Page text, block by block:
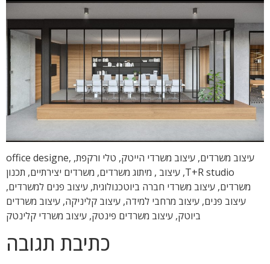
עיצוב משרדים, עיצוב משרדי הייטק, טלי ורקפת, office designe,
T+R studio, עיצוב , מיתוג משרדים, משרדים יצירתיים, תכנון
משרדים, עיצוב משרדי חברה ביוטכנולוגית, עיצוב פנים למשרדים,
עיצוב פנים, עיצוב מרחבי למידה, עיצוב קליניקה, עיצוב משרדים
ביוטק, עיצוב משרדים פינטק, עיצוב משרדי קלינטק
כתיבת תגובה